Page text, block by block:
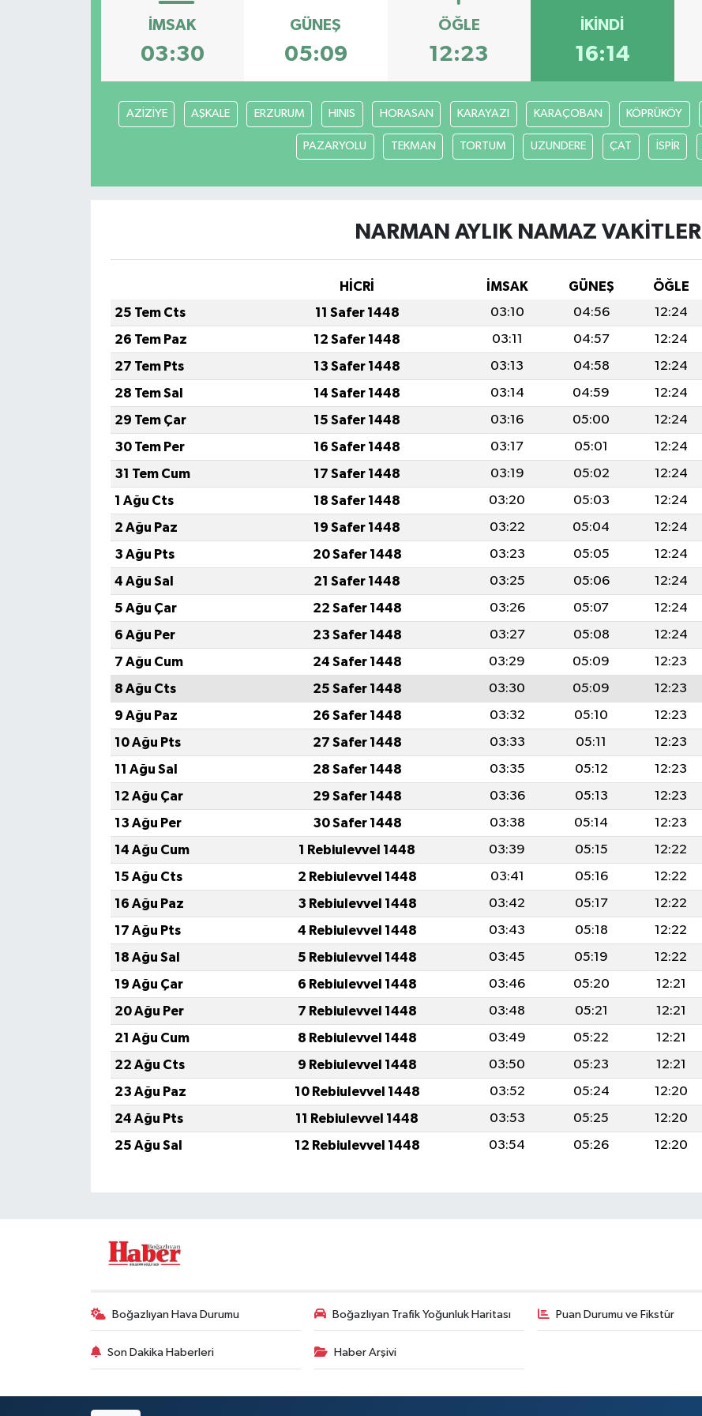
İMSAK
03:30
GÜNEŞ
05:09
ÖĞLE
12:23
İKINDI
16:14
AZİZİYE AŞKALE ERZURUM HINIS HORASAN KARAYAZI KARAÇOBAN KÖPRÜKÖY
PAZARYOLU TEKMAN TORTUM UZUNDERE ÇAT İSPİR
NARMAN AYLIK NAMAZ VAKITLERI
HİCRİ İMSAK GÜNEŞ ÖĞLE
25 Tem Cts
11 Safer 1448 03:10 04:56 12:24
26 Tem Paz
12 Safer 1448 03:11 04:57 12:24
27 Tem Pts
13 Safer 1448 03:13 04:58 12:24
28 Tem Sal
14 Safer 1448 03:14 04:59 12:24
29 Tem Çar
15 Safer 1448 03:16 05:00 12:24
30 Tem Per
16 Safer 1448 03:17 05:01 12:24
31 Tem Cum
17 Safer 1448 03:19 05:02 12:24
1 Ağu Cts
18 Safer 1448 03:20 05:03 12:24
2 Ağu Paz
19 Safer 1448 03:22 05:04 12:24
3 Ağu Pts
20 Safer 1448 03:23 05:05 12:24
4 Ağu Sal
21 Safer 1448 03:25 05:06 12:24
5 Ağu Çar
22 Safer 1448 03:26 05:07 12:24
6 Ağu Per
23 Safer 1448 03:27 05:08 12:24
7 Ağu Cum
24 Safer 1448 03:29 05:09 12:23
8 Ağu Cts
25 Safer 1448 03:30 05:09 12:23
9 Ağu Paz
26 Safer 1448 03:32 05:10 12:23
10 Ağu Pts
27 Safer 1448 03:33 05:11 12:23
11 Ağu Sal
28 Safer 1448 03:35 05:12 12:23
12 Ağu Çar
29 Safer 1448 03:36 05:13 12:23
13 Ağu Per
30 Safer 1448 03:38 05:14 12:23
14 Ağu Cum
1 Rebiulevvel 1448 03:39 05:15 12:22
15 Ağu Cts
2 Rebiulevvel 1448 03:41 05:16 12:22
16 Ağu Paz
3 Rebiulevvel 1448 03:42 05:17 12:22
17 Ağu Pts
4 Rebiulevvel 1448 03:43 05:18 12:22
18 Ağu Sal
5 Rebiulevvel 1448 03:45 05:19 12:22
19 Ağu Çar
6 Rebiulevvel 1448 03:46 05:20 12:21
20 Ağu Per
7 Rebiulevvel 1448 03:48 05:21 12:21
21 Ağu Cum
8 Rebiulevvel 1448 03:49 05:22 12:21
22 Ağu Cts
9 Rebiulevvel 1448 03:50 05:23 12:21
23 Ağu Paz
10 Rebiulevvel 1448 03:52 05:24 12:20
24 Ağu Pts
11 Rebiulevvel 1448 03:53 05:25 12:20
25 Ağu Sal
12 Rebiulevvel 1448 03:54 05:26 12:20
Boğazlıyan Hava Durumu Boğazlıyan Trafik Yoğunluk Haritası Puan Durumu ve Fikstür
Son Dakika Haberleri Haber Arşivi